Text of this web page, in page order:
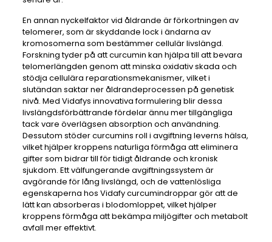
En annan nyckelfaktor vid åldrande är förkortningen av
telomerer, som är skyddande lock i ändarna av
kromosomerna som bestämmer cellulär livslängd.
Forskning tyder på att curcumin kan hjälpa till att bevara
telomerlängden genom att minska oxidativ skada och
stödja cellulära reparationsmekanismer, vilket i
slutändan saktar ner åldrandeprocessen på genetisk
nivå. Med Vidafys innovativa formulering blir dessa
livslängdsförbättrande fördelar ännu mer tillgängliga
tack vare överlägsen absorption och användning.
Dessutom stöder curcumins roll i avgiftning leverns hälsa,
vilket hjälper kroppens naturliga förmåga att eliminera
gifter som bidrar till för tidigt åldrande och kronisk
sjukdom. Ett välfungerande avgiftningssystem är
avgörande för lång livslängd, och de vattenlösliga
egenskaperna hos Vidafy curcumindroppar gör att de
lätt kan absorberas i blodomloppet, vilket hjälper
kroppens förmåga att bekämpa miljögifter och metabolt
avfall mer effektivt.